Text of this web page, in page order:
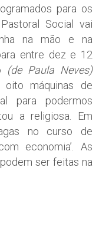
para os
Social vai
na mão e na
entre dez e 12
(de Paula Neves)
oito máquinas de
para podermos
a religiosa. Em
no curso de
economia’. As
ser feitas na